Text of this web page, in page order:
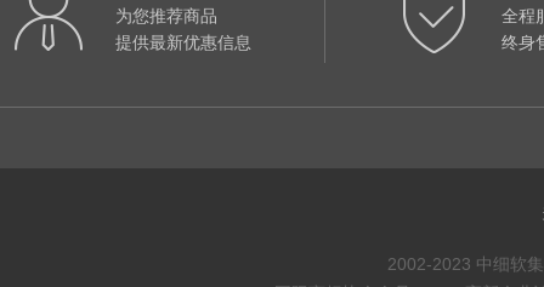
为您推荐商品
提供最新优惠信息
全程
终身
2002-2023 中细软